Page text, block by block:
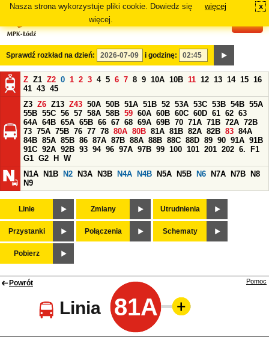
Nasza strona wykorzystuje pliki cookie. Dowiedz się
więcej.
więcej x
Sprawdź rozkład na dzień: i godzinę:
Z Z1 Z2 0 1 2 3 4 5 6 7 8 9 10A 10B 11 12 13 14 15 16
41 43 45
Z3 Z6 Z13 Z43 50A 50B 51A 51B 52 53A 53C 53B 54B 55A
55B 55C 56 57 58A 58B 59 60A 60B 60C 60D 61 62 63
64A 64B 65A 65B 66 67 68 69A 69B 70 71A 71B 72A 72B
73 75A 75B 76 77 78 80A 80B 81A 81B 82A 82B 83 84A
84B 85A 85B 86 87A 87B 88A 88B 88C 88D 89 90 91A 91B
91C 92A 92B 93 94 96 97A 97B 99 100 101 201 202 6.
F1
G1 G2 H
W
N1A
N1B N2 N3A N3B N4A N4B N5A N5B N6 N7A N7B
N8
N9
Linie Zmiany Utrudnienia
Przystanki Połączenia Schematy
Pobierz
Powrót
Linia 81A
Pomoc